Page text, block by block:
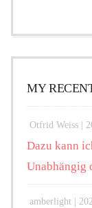
MY
Otfrid Weiss |
Dazu kann
Unabhängig
amberlight |